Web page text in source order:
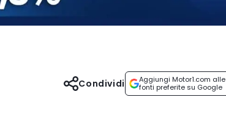
Aggiungi Motor1.com alle
fonti preferite su Google
Condividi